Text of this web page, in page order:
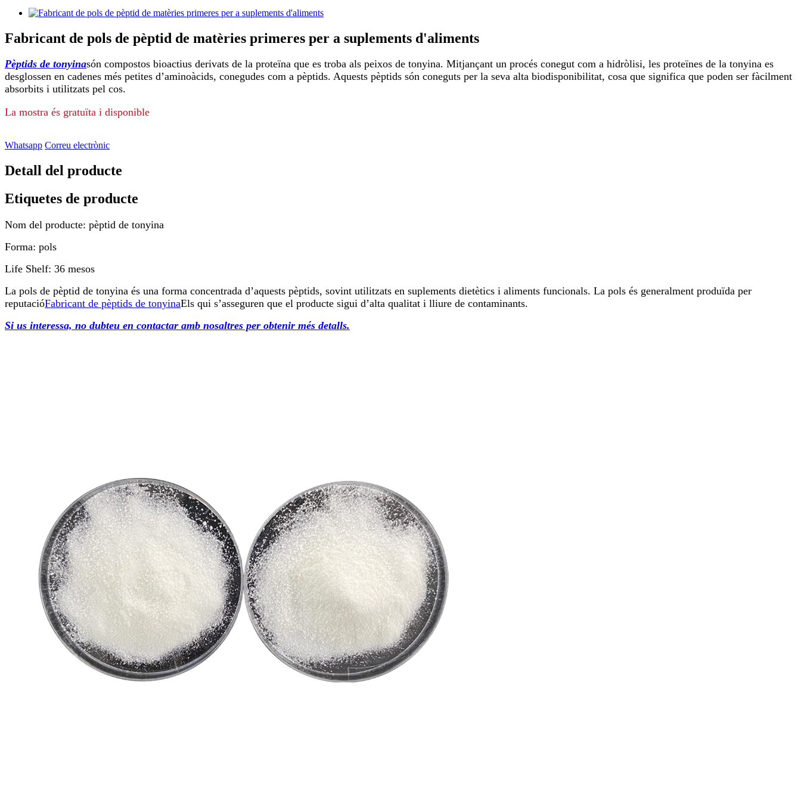
Fabricant de pols de pèptid de matèries primeres per a suplements d'aliments
Pèptids de tonyinasón compostos bioactius derivats de la proteïna que es troba als peixos de tonyina. Mitjançant un procés conegut com a hidròlisi, les proteïnes de la tonyina es
desglossen en cadenes més petites d’aminoàcids, conegudes com a pèptids. Aquests pèptids són coneguts per la seva alta biodisponibilitat, cosa que significa que poden ser fàcilment
absorbits i utilitzats pel cos.
La mostra és gratuïta i disponible
Whatsapp Correu electrònic
Detall del producte
Etiquetes de producte
Nom del producte: pèptid de tonyina
Forma: pols
Life Shelf: 36 mesos
La pols de pèptid de tonyina és una forma concentrada d’aquests pèptids, sovint utilitzats en suplements dietètics i aliments funcionals. La pols és generalment produïda per
reputacióFabricant de pèptids de tonyinaEls qui s’asseguren que el producte sigui d’alta qualitat i lliure de contaminants.
Si us interessa, no dubteu en contactar amb nosaltres per obtenir més detalls.